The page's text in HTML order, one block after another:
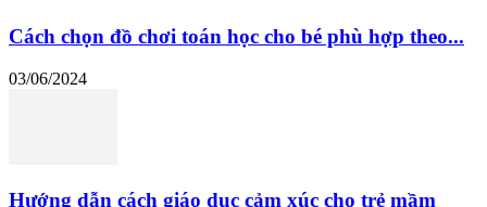
Cách chọn đồ chơi toán học cho bé phù hợp theo...
03/06/2024
Hướng dẫn cách giáo dục cảm xúc cho trẻ mầm